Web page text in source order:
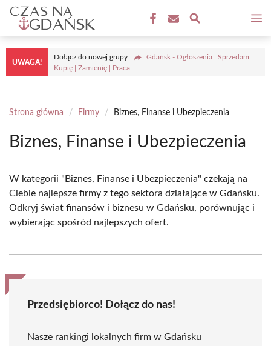
Przejdź
treści
UWAGA!
Dołącz do nowej grupy
Gdańsk - Ogłoszenia | Sprzedam |
Kupię | Zamienię | Praca
Strona główna / Firmy / Biznes, Finanse i Ubezpieczenia
Biznes, Finanse i Ubezpieczenia
W kategorii "Biznes, Finanse i Ubezpieczenia" czekają na
Ciebie najlepsze firmy z tego sektora działające w Gdańsku.
Odkryj świat finansów i biznesu w Gdańsku, porównując i
wybierając spośród najlepszych ofert.
Przedsiębiorco! Dołącz do nas!
Nasze rankingi lokalnych firm w Gdańsku